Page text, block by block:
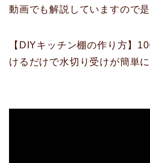
動画でも解説していますので
【DIYキッチン棚の作り方】
けるだけで水切り受けが簡単に